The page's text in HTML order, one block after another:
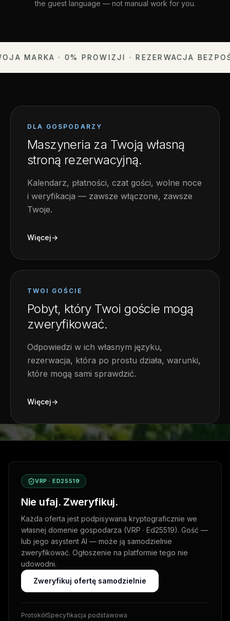
the guest language — not manual work for you.
· 0% PROWIZJI · REZERWACJA
DLA GOSPODARZY
Maszyneria za Twoją własną
stroną rezerwacyjną.
Kalendarz, płatności, czat gości, wolne noce
i weryfikacja — zawsze włączone, zawsze
Twoje.
Więcej→
TWOI GOŚCIE
Pobyt, który Twoi goście mogą
zweryfikować.
Odpowiedzi w ich własnym języku,
rezerwacja, która po prostu działa, warunki,
które mogą sami sprawdzić.
Więcej→
VRP · ED25519
Nie ufaj. Zweryfikuj.
Każda oferta jest podpisywana kryptograficznie we
własnej domenie gospodarza (VRP · Ed25519). Gość —
lub jego asystent AI — może ją samodzielnie
zweryfikować. Ogłoszenie na platformie tego nie
udowodni.
Zweryfikuj ofertę samodzielnie
ProtokółSpecyfikacja podstawowa